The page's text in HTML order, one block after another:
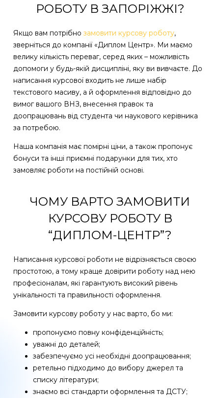
РОБОТУ В ЗАПОРІЖЖІ?
Якщо вам потрібно замовити курсову роботу,
зверніться до компанії «Диплом Центр». Ми маємо
велику кількість переваг, серед яких – можливість
допомоги у будь-якій дисципліні, яку ви вивчаєте. До
написання курсової входить не лише набір
текстового масиву, а й оформлення відповідно до
вимог вашого ВНЗ, внесення правок та
доопрацювань від студента чи наукового керівника
за потребою.
Наша компанія має помірні ціни, а також пропонує
бонуси та інші приємні подарунки для тих, хто
замовляє роботи на постійній основі.
ЧОМУ ВАРТО ЗАМОВИТИ
КУРСОВУ РОБОТУ В
“ДИПЛОМ-ЦЕНТР”?
Написання курсової роботи не відрізняється своєю
простотою, а тому краще довірити роботу над нею
професіоналам, які гарантують високий рівень
унікальності та правильності оформлення.
Замовити курсову роботу у нас варто, бо ми:
пропонуємо повну конфіденційність;
уважні до деталей;
забезпечуємо усі необхідні доопрацювання;
ретельно підходимо до вибору джерел та
списку літератури;
знаємо всі стандарти оформлення та ДСТУ;